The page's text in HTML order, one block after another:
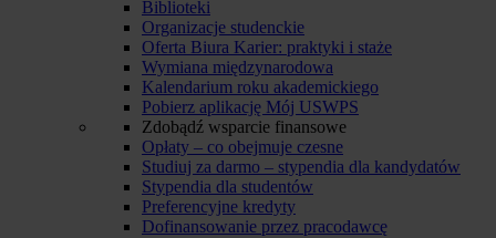
Biblioteki
Organizacje studenckie
Oferta Biura Karier: praktyki i staże
Wymiana międzynarodowa
Kalendarium roku akademickiego
Pobierz aplikację Mój USWPS
Zdobądź wsparcie finansowe
Opłaty – co obejmuje czesne
Studiuj za darmo – stypendia dla kandydatów
Stypendia dla studentów
Preferencyjne kredyty
Dofinansowanie przez pracodawcę